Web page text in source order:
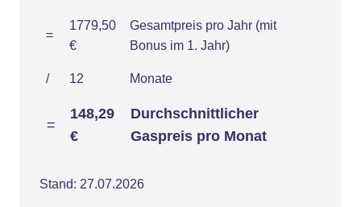
=
1779,50
€
Gesamtpreis pro Jahr (mit
Bonus im 1. Jahr)
/ 12 Monate
=
148,29
€
Durchschnittlicher
Gaspreis pro Monat
Stand: 27.07.2026